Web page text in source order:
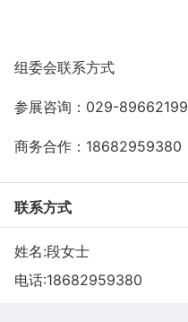
组委会联系方式
参展咨询： 029-89662199
商务合作： 18682959380
联系方式
姓名:段女士
电话:18682959380